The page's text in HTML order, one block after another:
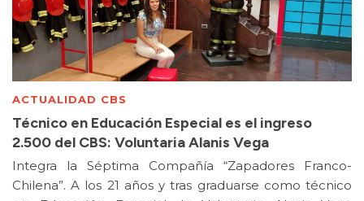
ACTUALIDAD CBS
Técnico en Educación Especial es el ingreso
2.500 del CBS: Voluntaria Alanis Vega
Integra la Séptima Compañía “Zapadores Franco-
Chilena”. A los 21 años y tras graduarse como técnico